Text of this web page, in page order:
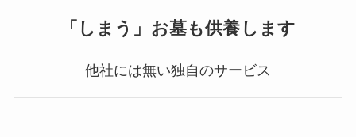
「しまう」お墓も供養します
他社には無い独自のサービス